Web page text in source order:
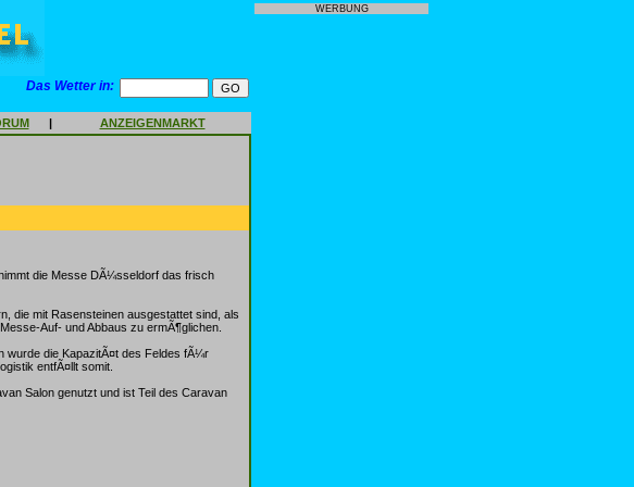
Das Wetter in:
| ANZEIGENMARKT
die Messe DÃ¼sseldorf das frisch
die mit Rasensteinen ausgestattet sind, als
Auf- und Abbaus zu ermÃ¶glichen.
wurde die KapazitÃ¤t des Feldes fÃ¼r
entfÃ¤llt somit.
Salon genutzt und ist Teil des Caravan
WERBUNG